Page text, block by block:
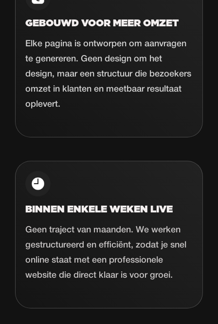
GEBOUWD VOOR MEER OMZET
Elke pagina is ontworpen om aanvragen
te genereren. Geen design om het
design, maar een structuur die bezoekers
omzet in klanten en meetbaar resultaat
oplevert.
BINNEN ENKELE WEKEN LIVE
Geen traject van maanden. We werken
gestructureerd en efficiënt, zodat je snel
online staat met een professionele
website die direct klaar is voor groei.